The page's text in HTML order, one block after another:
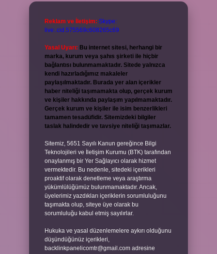
Reklam ve İletişim: Skype:
live:.cid.575569c608265c69
Yasal Uyarı: Bu internet sitesi, herhangi bir
marka, kurum veya şahıs şirketi ile hiçbir
bağlantısı bulunmamaktadır. Sitede yalnızca
kendi hazırladığımız makaleler
paylaşılmaktadır. Burada yer alan içerikler
haber niteliği taşımamakta olup, gerçek kurum
ve kişiler hakkında paylaşım yapılmamaktadır.
Gerçek kurum ve kişiler ile isim benzerlikleri
tamamen tesadüfidir. Sitemizdeki bilgiler
taslak halindedir ve tavsiye niteliği taşımazlar.
Sitemiz, 5651 Sayılı Kanun gereğince Bilgi
Teknolojileri ve İletişim Kurumu (BTK) tarafından
onaylanmış bir Yer Sağlayıcı olarak hizmet
vermektedir. Bu nedenle, sitedeki içerikleri
proaktif olarak denetleme veya araştırma
yükümlülüğümüz bulunmamaktadır. Ancak,
üyelerimiz yazdıkları içeriklerin sorumluluğunu
taşımakta olup, siteye üye olarak bu
sorumluluğu kabul etmiş sayılırlar.
Hukuka ve yasal düzenlemelere aykırı olduğunu
düşündüğünüz içerikleri,
backlinkpanelicomtr@gmail.com adresine